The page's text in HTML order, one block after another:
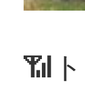
📶